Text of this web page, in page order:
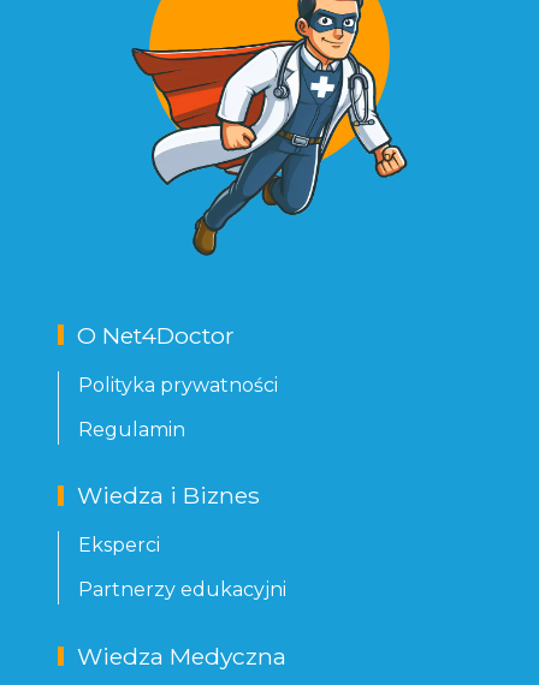
O Net4Doctor
Polityka prywatności
Regulamin
Wiedza i Biznes
Eksperci
Partnerzy edukacyjni
Wiedza Medyczna